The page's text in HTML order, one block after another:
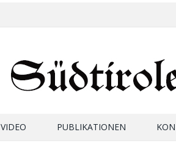
VIDEO PUBLIKATIONEN